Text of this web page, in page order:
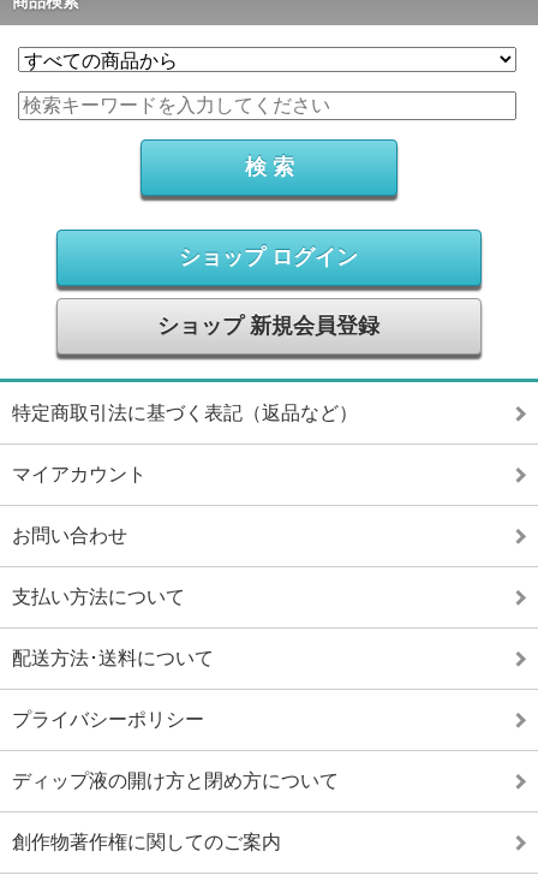
ショップ ログイン
ショップ 新規会員登録
特定商取引法に基づく表記（返品など）
マイアカウント
お問い合わせ
支払い方法について
配送方法･送料について
プライバシーポリシー
ディップ液の開け方と閉め方について
創作物著作権に関してのご案内